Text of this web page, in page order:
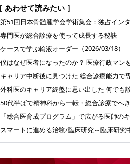
［ あわせて読みたい ］
第51回日本骨髄腫学会学術集会：独占イン
ケースで学ぶ輸液オーダー （2026/03/18）
スマートに進める治験/臨床研究～臨床研究